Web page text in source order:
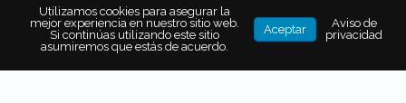
creado en el 2004 que combina la contracción debistrot
y degastronomie-,en el que las
técnicas europeas e
Utilizamos cookies para asegurar la
mejor experiencia en nuestro sitio web.
Si continúas utilizando este sitio
asumiremos que estás de acuerdo.
Aceptar
Aviso de
privacidad